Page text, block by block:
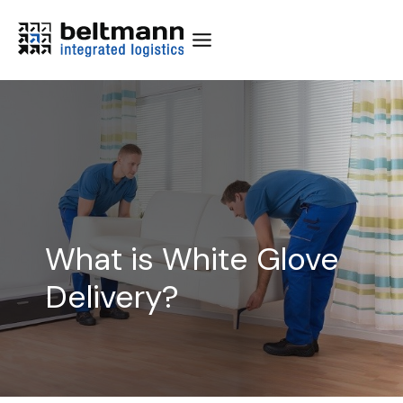
content
What is White Glove
Delivery?